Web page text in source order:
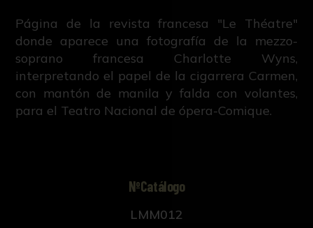
Página de la revista francesa "Le Théatre"
donde aparece una fotografía de la mezzo-
soprano francesa Charlotte Wyns,
interpretando el papel de la cigarrera Carmen,
con mantón de manila y falda con volantes,
para el Teatro Nacional de ópera-Comique.
NºCatálogo
LMM012